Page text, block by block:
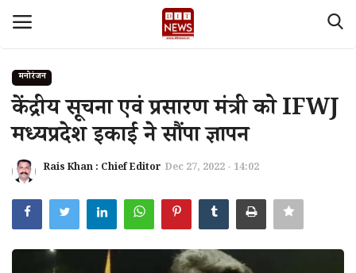
Home
देश
Contact
About Us
मनोरंजन
केंद्रीय सूचना एवं प्रसारण मंत्री को IFWJ
मध्यप्रदेश इकाई ने सौंपा ज्ञापन
Rais Khan : Chief Editor Dec 27, 2022 - 14:02